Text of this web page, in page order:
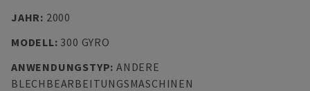
JAHR: 2000
MODELL: 300 GYRO
ANWENDUNGSTYP: ANDERE
BLECHBEARBEITUNGSMASCHINEN